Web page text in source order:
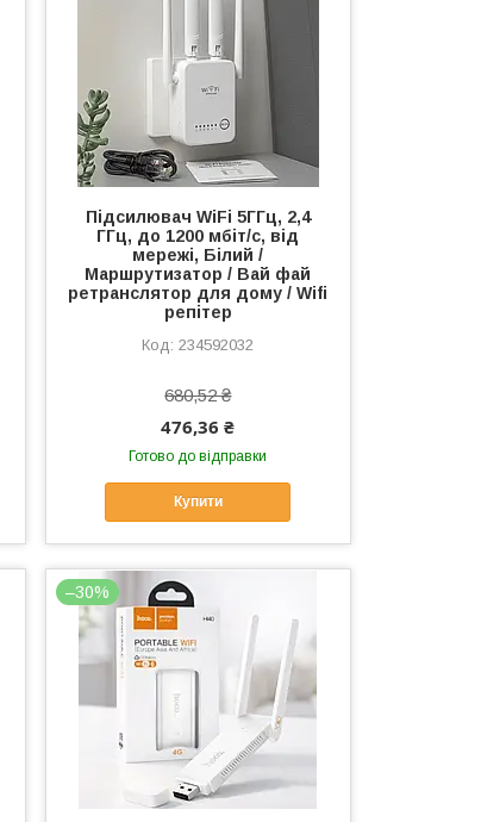
Підсилювач WiFi 5ГГц, 2,4
ГГц, до 1200 мбіт/с, від
мережі, Білий /
Маршрутизатор / Вай фай
ретранслятор для дому / Wifi
репітер
234592032
680,52 ₴
476,36 ₴
Готово до відправки
Купити
–30%